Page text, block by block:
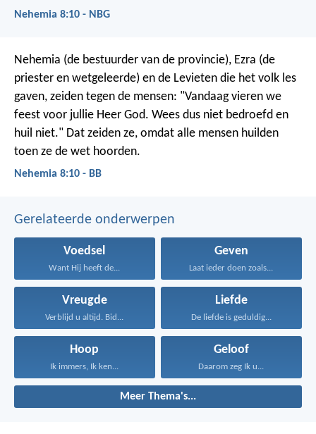
Nehemia 8:10 - NBG
Nehemia (de bestuurder van de provincie), Ezra (de
priester en wetgeleerde) en de Levieten die het volk les
gaven, zeiden tegen de mensen: "Vandaag vieren we
feest voor jullie Heer God. Wees dus niet bedroefd en
huil niet." Dat zeiden ze, omdat alle mensen huilden
toen ze de wet hoorden.
Nehemia 8:10 - BB
Gerelateerde onderwerpen
Voedsel
Want Hij heeft de...
Geven
Laat ieder doen zoals...
Vreugde
Verblijd u altijd. Bid...
Liefde
De liefde is geduldig...
Hoop
Ik immers, Ik ken...
Geloof
Daarom zeg Ik u...
Meer Thema's...